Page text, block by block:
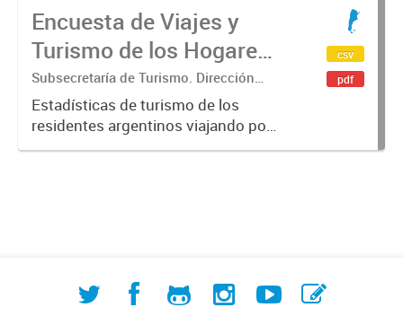
Encuesta de Viajes y
Turismo de los Hogares
(EVyTH)
Subsecretaría de Turismo. Dirección
Nacional de Mercados y Estadística
Estadísticas de turismo de los
residentes argentinos viajando por
Argentina en base a los datos de la
csv
pdf